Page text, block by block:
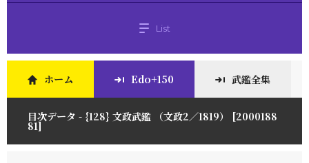
List
ホーム Edo+150 武鑑全集
目次データ - {128} 文政武鑑 （文政2／1819） [2000188
81]